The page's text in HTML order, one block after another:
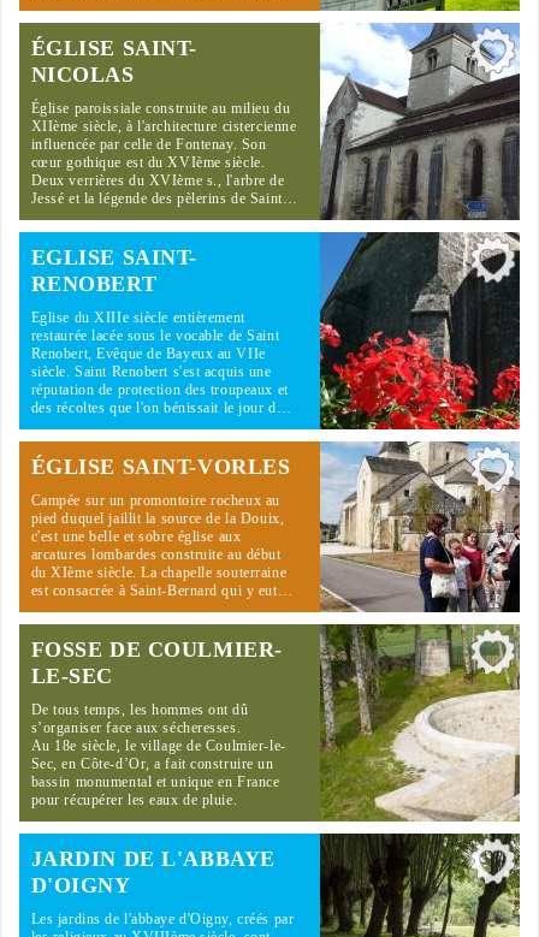
ÉGLISE SAINT-
NICOLAS
Église paroissiale construite au milieu du
XIIème siècle, à l'architecture cistercienne
influencée par celle de Fontenay. Son
cœur gothique est du XVIème siècle.
Deux verrières du XVIème s., l'arbre de
Jessé et la légende des pèlerins de Saint…
EGLISE SAINT-
RENOBERT
Eglise du XIIIe siècle entièrement
restaurée lacée sous le vocable de Saint
Renobert, Evêque de Bayeux au VIIe
siècle. Saint Renobert s'est acquis une
réputation de protection des troupeaux et
des récoltes que l'on bénissait le jour d…
ÉGLISE SAINT-VORLES
Campée sur un promontoire rocheux au
pied duquel jaillit la source de la Douix,
c'est une belle et sobre église aux
arcatures lombardes construite au début
du XIème siècle. La chapelle souterraine
est consacrée à Saint-Bernard qui y eut…
FOSSE DE COULMIER-
LE-SEC
De tous temps, les hommes ont dû
s’organiser face aux sécheresses.
Au 18e siècle, le village de Coulmier-le-
Sec, en Côte-d’Or, a fait construire un
bassin monumental et unique en France
pour récupérer les eaux de pluie.
JARDIN DE L'ABBAYE
D'OIGNY
Les jardins de l'abbaye d'Oigny, créés par